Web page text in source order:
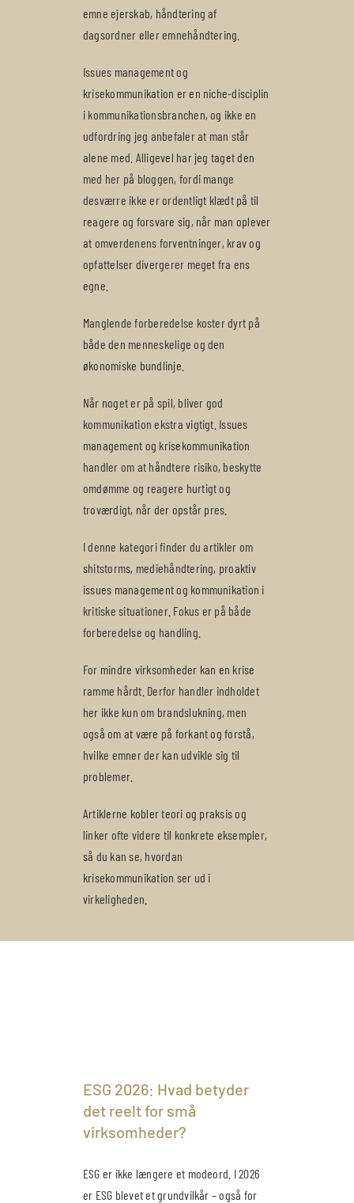
emne ejerskab, håndtering af
dagsordner eller emnehåndtering.
Issues management og
krisekommunikation er en niche-disciplin
i kommunikationsbranchen, og ikke en
udfordring jeg anbefaler at man står
alene med. Alligevel har jeg taget den
med her på bloggen, fordi mange
desværre ikke er ordentligt klædt på til
reagere og forsvare sig, når man oplever
at omverdenens forventninger, krav og
opfattelser divergerer meget fra ens
egne.
Manglende forberedelse koster dyrt på
både den menneskelige og den
økonomiske bundlinje.
Når noget er på spil, bliver god
kommunikation ekstra vigtigt. Issues
management og krisekommunikation
handler om at håndtere risiko, beskytte
omdømme og reagere hurtigt og
troværdigt, når der opstår pres.
I denne kategori finder du artikler om
shitstorms, mediehåndtering, proaktiv
issues management og kommunikation i
kritiske situationer. Fokus er på både
forberedelse og handling.
For mindre virksomheder kan en krise
ramme hårdt. Derfor handler indholdet
her ikke kun om brandslukning, men
også om at være på forkant og forstå,
hvilke emner der kan udvikle sig til
problemer.
Artiklerne kobler teori og praksis og
linker ofte videre til konkrete eksempler,
så du kan se, hvordan
krisekommunikation ser ud i
virkeligheden.
ESG 2026: Hvad betyder
det reelt for små
virksomheder?
ESG er ikke længere et modeord. I 2026
er ESG blevet et grundvilkår – også for